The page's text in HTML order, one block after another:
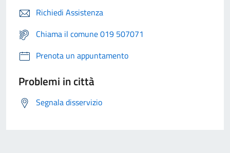
Richiedi Assistenza
Chiama il comune 019 507071
Prenota un appuntamento
Problemi in città
Segnala disservizio